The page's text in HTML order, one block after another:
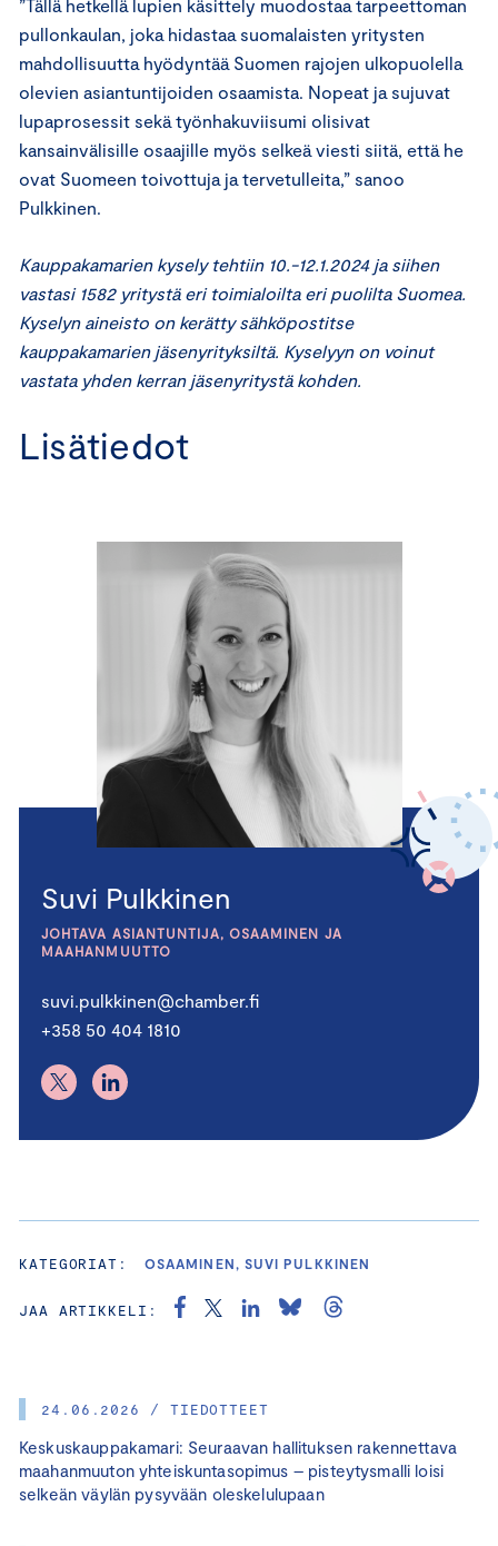
24.06.2026 / TIEDOTTEET
Keskuskauppakamari: Seuraavan hallituksen rakennettava
maahanmuuton yhteiskuntasopimus – pisteytysmalli loisi
selkeän väylän pysyvään oleskelulupaan
”Tällä hetkellä lupien käsittely muodostaa tarpeettoman
pullonkaulan, joka hidastaa suomalaisten yritysten
mahdollisuutta hyödyntää Suomen rajojen ulkopuolella
olevien asiantuntijoiden osaamista. Nopeat ja sujuvat
lupaprosessit sekä työnhakuviisumi olisivat
kansainvälisille osaajille myös selkeä viesti siitä, että he
ovat Suomeen toivottuja ja tervetulleita,” sanoo
Pulkkinen.
Kauppakamarien kysely tehtiin 10.-12.1.2024 ja siihen
vastasi 1582 yritystä eri toimialoilta eri puolilta Suomea.
Kyselyn aineisto on kerätty sähköpostitse
kauppakamarien jäsenyrityksiltä. Kyselyyn on voinut
vastata yhden kerran jäsenyritystä kohden.
Lisätiedot
Suvi Pulkkinen
JOHTAVA ASIANTUNTIJA, OSAAMINEN JA
MAAHANMUUTTO
suvi.pulkkinen@chamber.fi
+358 50 404 1810
KATEGORIAT: OSAAMINEN, SUVI PULKKINEN
JAA ARTIKKELI: